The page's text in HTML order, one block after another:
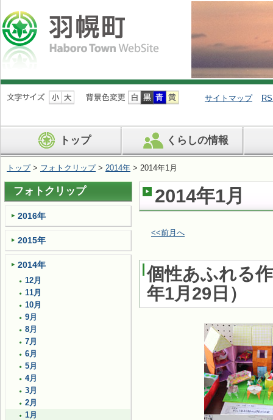
ナ
ビ
ン
を
ば
す
サイトマップ
トップ くらしの情報
トップ> フォトクリップ> 2014年 > 2014年1月
2014年1月
<<前月へ
個性あふれる
年1月29日 ）
フォトクリップ
2016年
2015年
2014年
12月
11月
10月
9月
8月
7月
6月
5月
4月
3月
2月
1月